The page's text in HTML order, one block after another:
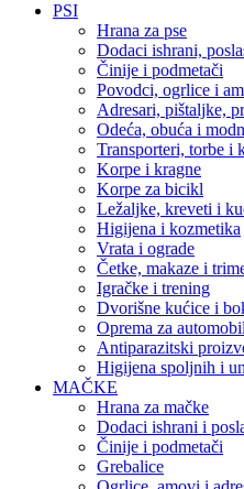
PSI
Hrana za pse
Dodaci ishrani,
Činije i podmetači
Povodci, ogrlice i
Adresari, pištaljke,
Odeća, obuća i
Transporteri, torbe i
Korpe i kragne
Korpe za bicikl
Ležaljke, kreveti i
Higijena i kozmetika
Vrata i ograde
Četke, makaze i
Igračke i trening
Dvorišne kućice i
Oprema za automobil
Antiparazitski
Higijena spoljnih i
MAČKE
Hrana za mačke
Dodaci ishrani i
Činije i podmetači
Grebalice